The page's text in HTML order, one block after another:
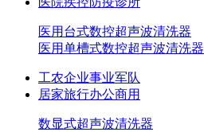
医用台式数控超声波清洗器
医用单槽式数控超声波清洗器
工农企业事业军队
居家旅行办公商用
数显式超声波清洗器